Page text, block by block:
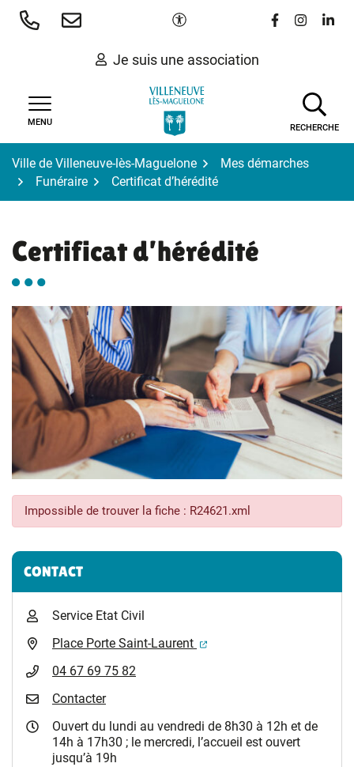
Aller
Paramètres d'accessibilité
Lien vers le
Lien vers
Lien
Je suis une association
MENU
RECHERCHE
Ville de Villeneuve-lès-Maguelone
Mes démarches
Funéraire
Certificat d’hérédité
Certificat d’hérédité
Impossible de trouver la fiche : R24621.xml
Informations complémentaires
CONTACT
Service Etat Civil
Place Porte Saint-Laurent
(ouverture dans un
04 67 69 75 82
Contacter
Ouvert du lundi au vendredi de 8h30 à 12h et de
14h à 17h30 ; le mercredi, l’accueil est ouvert
jusqu’à 19h